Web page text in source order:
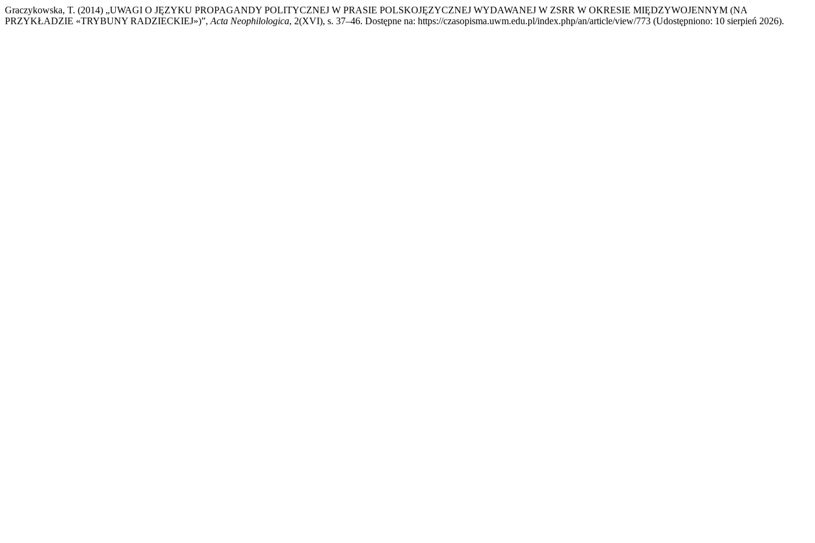
Graczykowska, T. (2014) „UWAGI O JĘZYKU PROPAGANDY POLITYCZNEJ W PRASIE POLSKOJĘZYCZNEJ WYDAWANEJ W ZSRR W OKRESIE MIĘDZYWOJENNYM (NA
PRZYKŁADZIE «TRYBUNY RADZIECKIEJ»)”, Acta Neophilologica, 2(XVI), s. 37–46. Dostępne na: https://czasopisma.uwm.edu.pl/index.php/an/article/view/773 (Udostępniono: 10 sierpień 2026).